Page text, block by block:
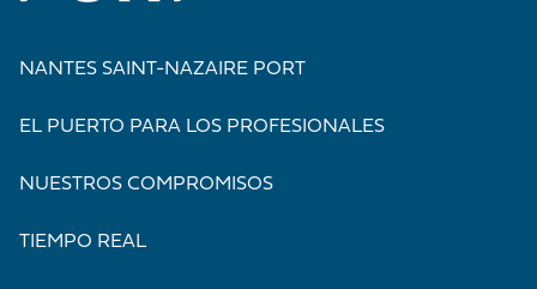
NANTES SAINT-NAZAIRE PORT
EL PUERTO PARA LOS PROFESIONALES
NUESTROS COMPROMISOS
TIEMPO REAL